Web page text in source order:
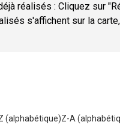
réalisés : Cliquez sur
s'affichent sur la
(alphabétique)Z-A